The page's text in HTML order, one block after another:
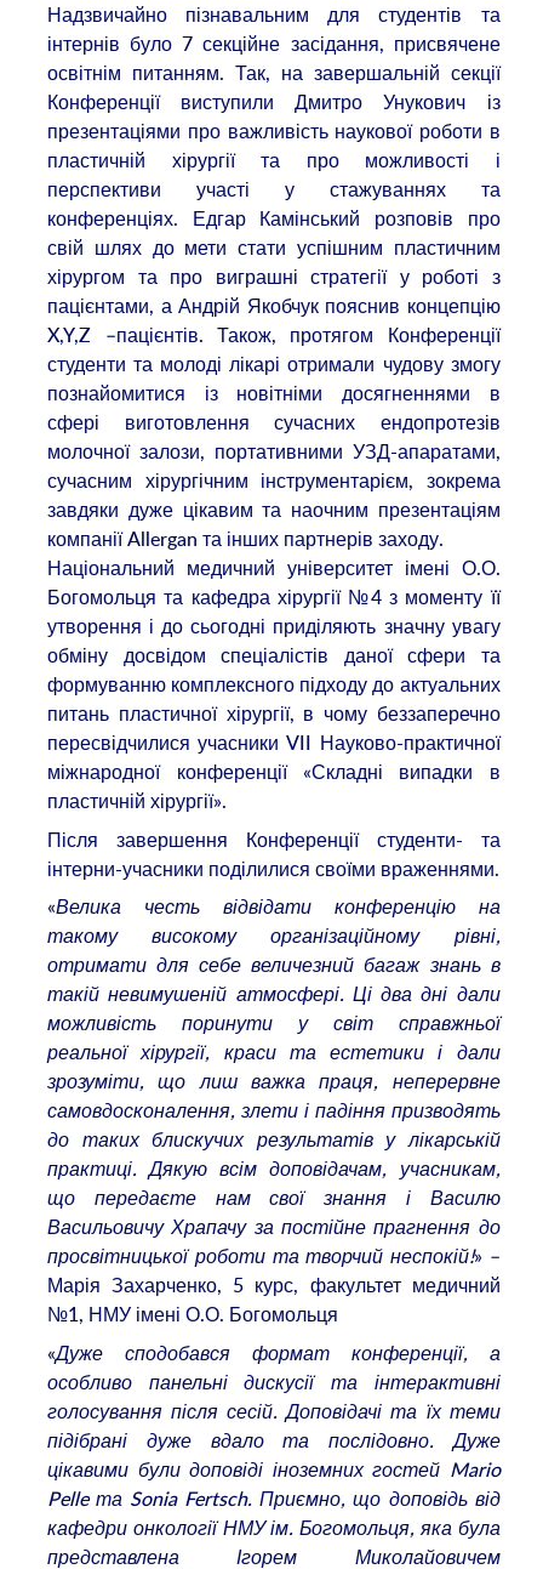
Надзвичайно пізнавальним для студентів та
інтернів було 7 секційне засідання, присвячене
освітнім питанням. Так, на завершальній секції
Конференції виступили Дмитро Унукович із
презентаціями про важливість наукової роботи в
пластичній хірургії та про можливості і
перспективи участі у стажуваннях та
конференціях. Едгар Камінський розповів про
свій шлях до мети стати успішним пластичним
хірургом та про виграшні стратегії у роботі з
пацієнтами, а Андрій Якобчук пояснив концепцію
X,Y,Z –пацієнтів. Також, протягом Конференції
студенти та молоді лікарі отримали чудову змогу
познайомитися із новітніми досягненнями в
сфері виготовлення сучасних ендопротезів
молочної залози, портативними УЗД-апаратами,
сучасним хірургічним інструментарієм, зокрема
завдяки дуже цікавим та наочним презентаціям
компанії Allergan та інших партнерів заходу.
Національний медичний університет імені О.О.
Богомольця та кафедра хірургії №4 з моменту її
утворення і до сьогодні приділяють значну увагу
обміну досвідом спеціалістів даної сфери та
формуванню комплексного підходу до актуальних
питань пластичної хірургії, в чому беззаперечно
пересвідчилися учасники VII Науково-практичної
міжнародної конференції «Складні випадки в
пластичній хірургії».
Після завершення Конференції студенти- та
інтерни-учасники поділилися своїми враженнями.
«Велика честь відвідати конференцію на
такому високому організаційному рівні,
отримати для себе величезний багаж знань в
такій невимушеній атмосфері. Ці два дні дали
можливість поринути у світ справжньої
реальної хірургії, краси та естетики і дали
зрозуміти, що лиш важка праця, неперервне
самовдосконалення, злети і падіння призводять
до таких блискучих результатів у лікарській
практиці. Дякую всім доповідачам, учасникам,
що передаєте нам свої знання і Василю
Васильовичу Храпачу за постійне прагнення до
просвітницької роботи та творчий неспокій!» –
Марія Захарченко, 5 курс, факультет медичний
№1, НМУ імені О.О. Богомольця
«Дуже сподобався формат конференції, а
особливо панельні дискусії та інтерактивні
голосування після сесій. Доповідачі та їх теми
підібрані дуже вдало та послідовно. Дуже
цікавими були доповіді іноземних гостей Mario
Pelle та Sonia Fertsch. Приємно, що доповідь від
кафедри онкології НМУ ім. Богомольця, яка була
представлена Ігорем Миколайовичем